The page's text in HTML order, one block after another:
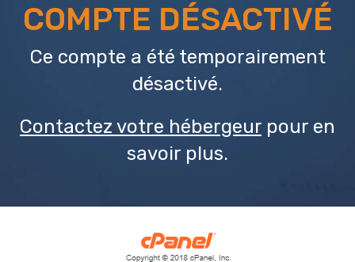
COMPTE DÉSACTIVÉ
Ce compte a été temporairement
désactivé.
Contactez votre hébergeur pour en
savoir plus.